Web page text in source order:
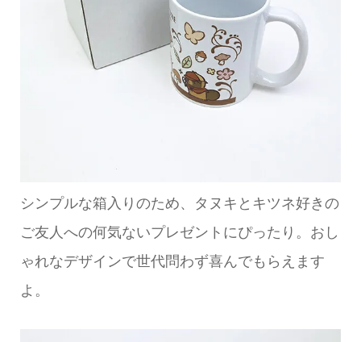
シンプルな箱入りのため、タヌキとキツネ好きの
ご友人への何気ないプレゼントにぴったり。おし
ゃれなデザインで世代問わず喜んでもらえます
よ。